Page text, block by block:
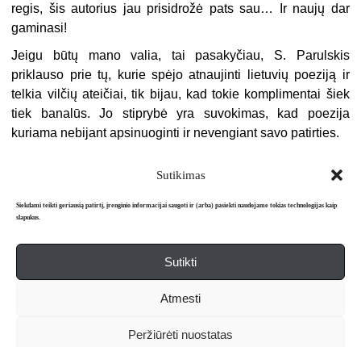
Sutikimas
Siekdami teikti geriausią patirtį, įrenginio informacijai saugoti ir (arba) pasiekti naudojame tokias technologijas kaip
slapukus.
Sutikti
Atmesti
Peržiūrėti nuostatas
regis, šis autorius jau prisidrožė pats sau… Ir naujų dar
gaminasi!
Jeigu būtų mano valia, tai pasakyčiau, S. Parulskis
priklauso prie tų, kurie spėjo atnaujinti lietuvių poeziją ir
telkia vilčių ateičiai, tik bijau, kad tokie komplimentai šiek
tiek banalūs. Jo stiprybė yra suvokimas, kad poezija
kuriama nebijant apsinuoginti ir nevengiant savo patirties.